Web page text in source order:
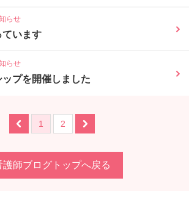
らせ
ています
らせ
プを開催しました
1 2
護師ブログトップへ戻る